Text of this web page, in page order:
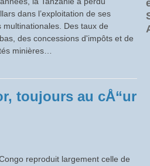
dans l’exploitation de ses
Des taux de
des concessions d'impôts et de
minières…
toujours au cÅ“ur
reproduit largement celle de